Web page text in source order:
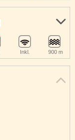
Inkl. 900 m